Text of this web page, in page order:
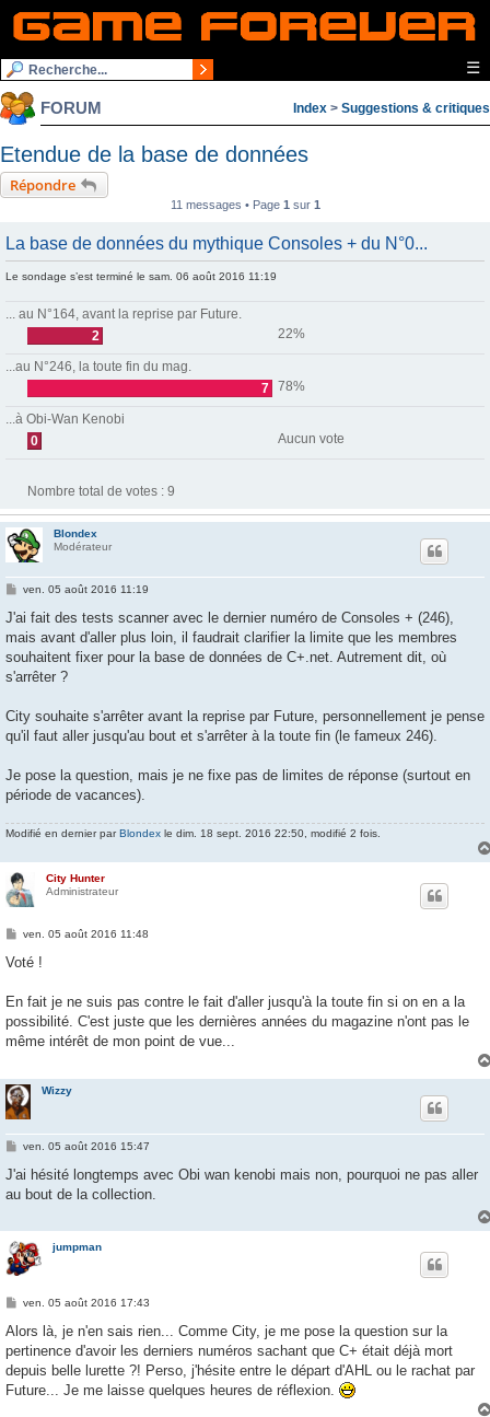
☰
FORUM Index > Suggestions & critiques
Etendue de la base de données
Répondre
11 messages • Page 1sur 1
La base de données du mythique Consoles + du N°0...
Le sondage s’est terminé le sam. 06 août 2016 11:19
... au N°164, avant la reprise par Future.
2
22%
...au N°246, la toute fin du mag.
7 78%
...à Obi-Wan Kenobi
0
Aucun vote
Nombre total de votes : 9
Blondex
Modérateur
M
s
a
g
ven. 05 août 2016 11:19
J'ai fait des tests scanner avec le dernier numéro de Consoles + (246),
mais avant d'aller plus loin, il faudrait clarifier la limite que les membres
souhaitent fixer pour la base de données de C+.net. Autrement dit, où
s'arrêter ?
City souhaite s'arrêter avant la reprise par Future, personnellement je pense
qu'il faut aller jusqu'au bout et s'arrêter à la toute fin (le fameux 246).
Je pose la question, mais je ne fixe pas de limites de réponse (surtout en
période de vacances).
Modifié en dernier par Blondex le dim. 18 sept. 2016 22:50, modifié 2 fois.
City Hunter
Administrateur
M
s
g
ven. 05 août 2016 11:48
Voté !
En fait je ne suis pas contre le fait d'aller jusqu'à la toute fin si on en a la
possibilité. C'est juste que les dernières années du magazine n'ont pas le
même intérêt de mon point de vue...
Wizzy
M
s
a
ven. 05 août 2016 15:47
J'ai hésité longtemps avec Obi wan kenobi mais non, pourquoi ne pas aller
au bout de la collection.
jumpman
M
s
a
g
e
ven. 05 août 2016 17:43
Alors là, je n'en sais rien... Comme City, je me pose la question sur la
pertinence d'avoir les derniers numéros sachant que C+ était déjà mort
depuis belle lurette ?! Perso, j'hésite entre le départ d'AHL ou le rachat par
Future... Je me laisse quelques heures de réflexion.